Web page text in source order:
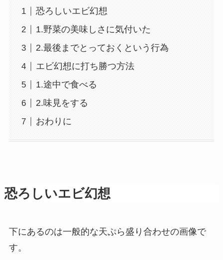
恐ろしいエビ幻想
1.野菜の美味しさに気付いた
2.最後までとっておくという行為
エビ幻想に打ち勝つ方法
1.途中で食べる
2.味見をする
おわりに
恐ろしいエビ幻想
下にあるのは一般的な天ぷら盛り合わせの画像で
す。